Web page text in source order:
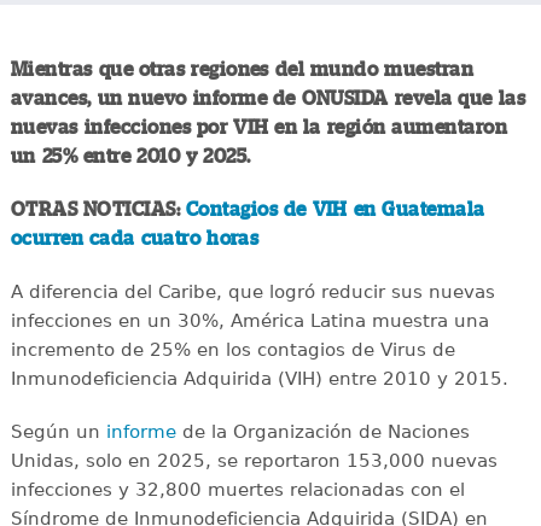
Mientras que otras regiones del mundo muestran
avances, un nuevo informe de ONUSIDA revela que las
nuevas infecciones por VIH en la región aumentaron
un 25% entre 2010 y 2025.
OTRAS NOTICIAS: Contagios de VIH en Guatemala
ocurren cada cuatro horas
A diferencia del Caribe, que logró reducir sus nuevas
infecciones en un 30%, América Latina muestra una
incremento de 25% en los contagios de Virus de
Inmunodeficiencia Adquirida (VIH) entre 2010 y 2015.
Según un informede la Organización de Naciones
Unidas, solo en 2025, se reportaron 153,000 nuevas
infecciones y 32,800 muertes relacionadas con el
Síndrome de Inmunodeficiencia Adquirida (SIDA) en